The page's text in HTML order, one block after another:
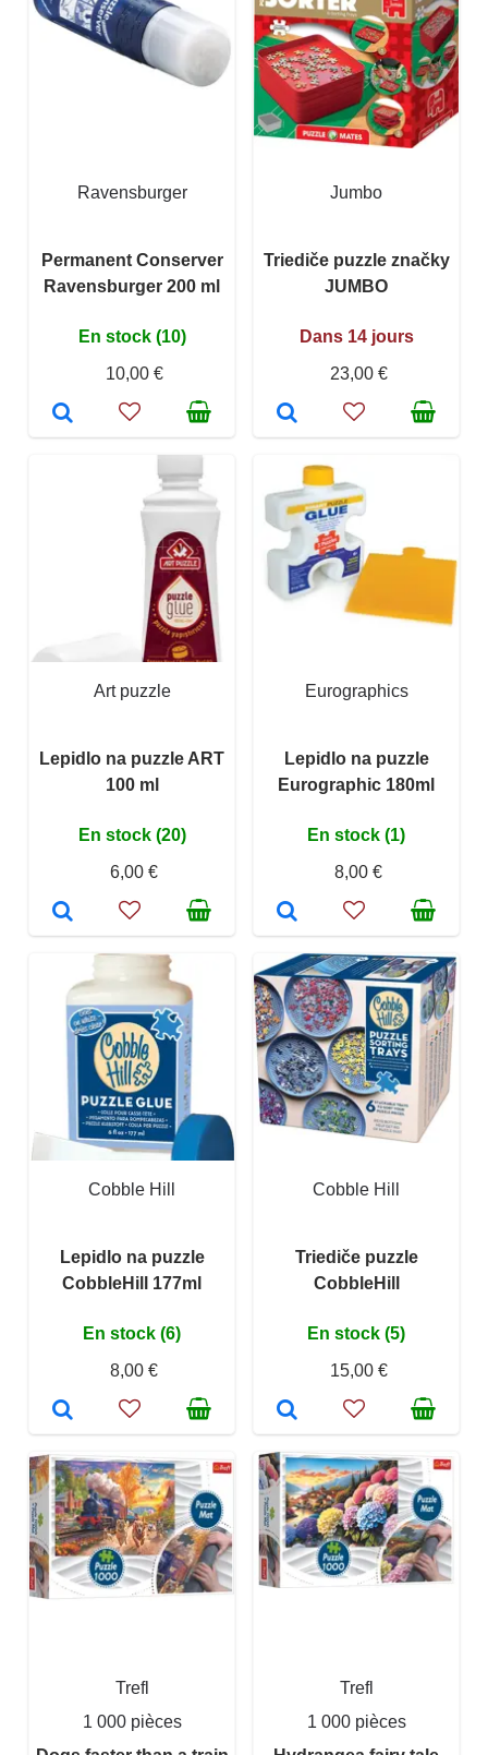
Ravensburger
Permanent Conserver
Ravensburger 200 ml
En stock (10)
10,00 €
Jumbo
Triediče puzzle značky
JUMBO
Dans 14 jours
23,00 €
Art puzzle
Lepidlo na puzzle ART
100 ml
En stock (20)
6,00 €
Eurographics
Lepidlo na puzzle
Eurographic 180ml
En stock (1)
8,00 €
Cobble Hill
Lepidlo na puzzle
CobbleHill 177ml
En stock (6)
8,00 €
Cobble Hill
Triediče puzzle
CobbleHill
En stock (5)
15,00 €
Trefl
1 000 pièces
Trefl
1 000 pièces